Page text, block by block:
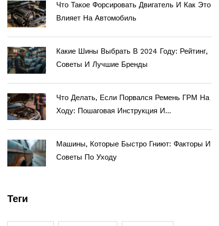
Что Такое Форсировать Двигатель И Как Это
Влияет На Автомобиль
Какие Шины Выбрать В 2024 Году: Рейтинг,
Советы И Лучшие Бренды
Что Делать, Если Порвался Ремень ГРМ На
Ходу: Пошаговая Инструкция И
Машины, Которые Быстро Гниют: Факторы И
Советы По Уходу
Теги